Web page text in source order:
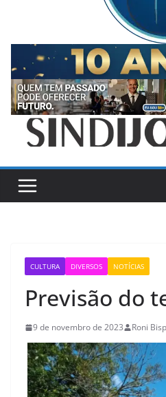
CULTURA DIVERSOS NOTÍCIAS
Previsão do
9 de novembro de 2023 Roni